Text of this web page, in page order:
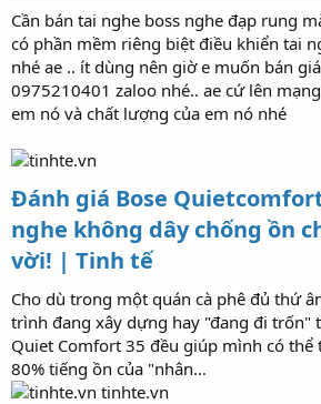
a
r
t
e
r
Cần bán tai nghe boss nghe đạp rung
có phần mềm riêng biệt điều khiển tai
nhé ae .. ít dùng nên giờ e muốn bán
0975210401 zaloo nhé.. ae cứ lên
em nó và chất lượng của em nó nhé
Đánh giá Bose
nghe không dây chống ồn
vời! | Tinh tế
Cho dù trong một quán cà phê đủ thứ
trình đang xây dựng hay "đang đi trốn"
Quiet Comfort 35 đều giúp mình có
80% tiếng ồn của "nhân…
tinhte.vn